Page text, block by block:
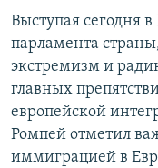
Выступая сегодня
парламента
экстремизм и
главных
европейской
Ромпей отметил
иммиграцией в